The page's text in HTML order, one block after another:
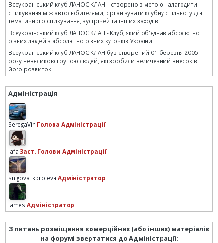
Всеукраїнський клуб ЛАНОС КЛАН – створено з метою налагодити
спілкування між автолюбителями, організувати клубну спільноту для
тематичного спілкування, зустрічей та інших заходів.
Всеукраїнський клуб ЛАНОС КЛАН - Клуб, який об'єднав абсолютно
різних людей з абсолютно різних куточків України.
Всеукраїнський клуб ЛАНОС КЛАН був створений 01 березня 2005
року невеликою групою людей, які зробили величезний внесок в
його розвиток.
Адміністрація
SeregaVin Голова Адміністрації
lafa Заст. Голови Адміністрації
snigova_koroleva Адміністратор
james Адміністратор
З питань розміщення комерційних (або інших) матеріалів
на форумі звертатися до Адміністрації: